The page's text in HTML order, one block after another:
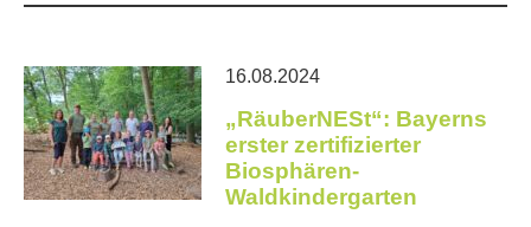
16.08.2024
„RäuberNESt“: Bayerns
erster zertifizierter
Biosphären-
Waldkindergarten